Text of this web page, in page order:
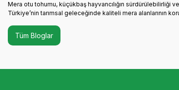
Mera otu tohumu, küçükbaş hayvancılığın sürdürülebilirliği
Türkiye’nin tarımsal geleceğinde kaliteli mera alanlarının
Tüm Bloglar